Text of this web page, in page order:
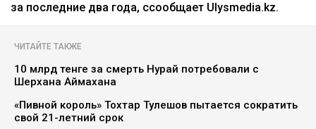
за последние два года, ссообщает Ulysmedia.kz.
ЧИТАЙТЕ ТАКЖЕ
10 млрд тенге за смерть Нурай потребовали с
Шерхана Аймахана
«Пивной король» Тохтар Тулешов пытается сократить
свой 21-летний срок